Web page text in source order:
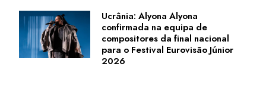
Ucrânia: Alyona Alyona
confirmada na equipa de
compositores da final nacional
para o Festival Eurovisão Júnior
2026